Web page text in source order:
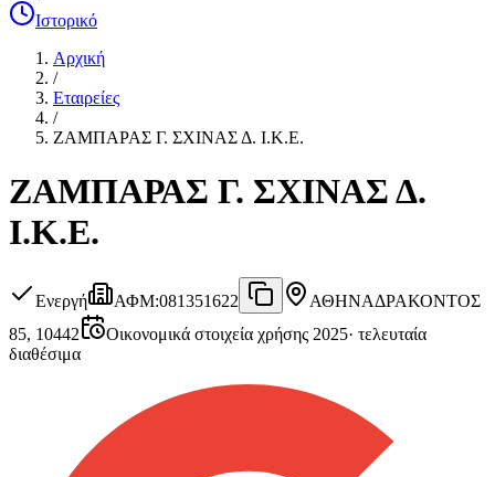
Ιστορικό
Αρχική
/
Εταιρείες
/
ΖΑΜΠΑΡΑΣ Γ. ΣΧΙΝΑΣ Δ. Ι.Κ.Ε.
ΖΑΜΠΑΡΑΣ Γ. ΣΧΙΝΑΣ Δ.
Ι.Κ.Ε.
Ενεργή ΑΦΜ:081351622 ΑΘΗΝΑΔΡΑΚΟΝΤΟΣ
85, 10442
Οικονομικά στοιχεία χρήσης 2025· τελευταία
διαθέσιμα